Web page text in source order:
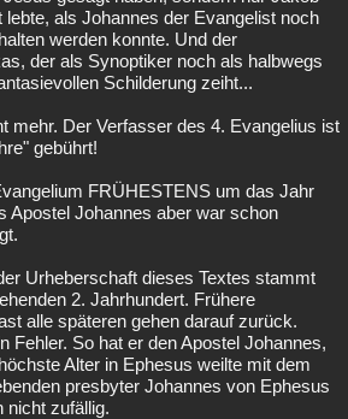
lebte, als Johannes der Evangelist noch
werden konnte. Und der
der als Synoptiker noch als halbwegs
Schilderung zeiht...
mehr. Der Verfasser des 4. Evangelius ist
gebührt!
FRÜHESTENS um das Jahr
Apostel Johannes aber war schon
Urheberschaft dieses Textes stammt
2. Jahrhundert. Frühere
alle späteren gehen darauf zurück.
Fehler. So hat er den Apostel Johannes,
Alter in Ephesus weilte mit dem
presbyter Johannes von Ephesus
nicht zufällig.